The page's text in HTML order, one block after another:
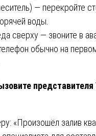
— перекройте
воды.
сверху — звоните в
обычно на
«Произошёл залив